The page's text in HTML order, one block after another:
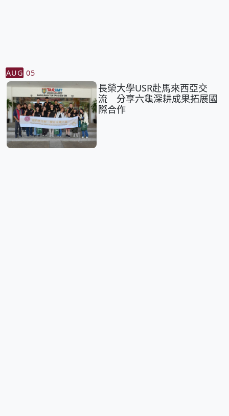
AUG 05
長榮大學USR赴馬來西亞交
流 分享六龜深耕成果拓展國
際合作